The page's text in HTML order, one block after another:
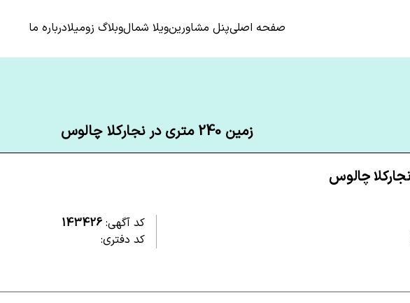
صفحه اصلیپنل مشاورینویلا شمالوبلاگ زومیلادرباره ما
زمین 240 متری در نجارکلا چالوس
کد آگهی: 143426
کد دفتری: